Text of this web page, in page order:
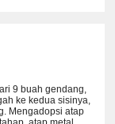
9 buah gendang,
ke kedua sisinya,
Mengadopsi atap